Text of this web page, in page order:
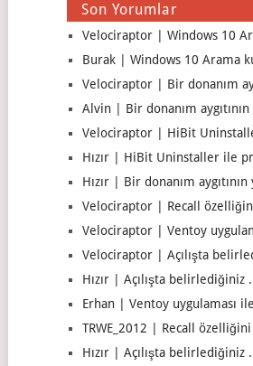
Son Yorumlar
Velociraptor | Windows 10
Burak | Windows 10 Arama
Velociraptor | Bir donanım
Alvin | Bir donanım
Velociraptor | HiBit
Hızır | HiBit Uninstaller ile
Hızır | Bir donanım aygıtının
Velociraptor | Recall
Velociraptor | Ventoy
Velociraptor | Açılışta
Hızır | Açılışta belirlediğiniz
Erhan | Ventoy uygulaması
TRWE_2012 | Recall
Hızır | Açılışta belirlediğiniz